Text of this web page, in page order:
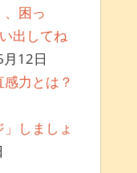
困っ
出してね
12日
力とは？
」しましょ